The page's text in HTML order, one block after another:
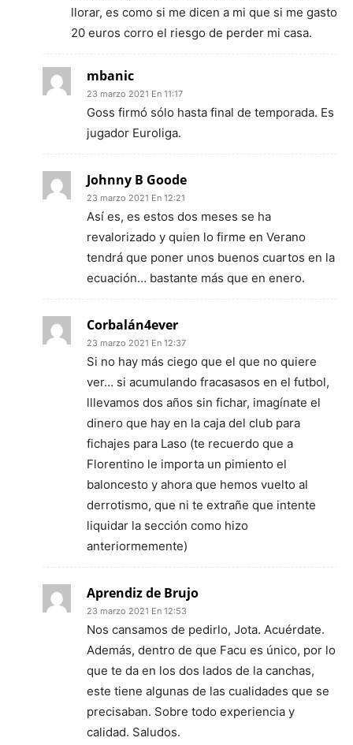
llorar, es como si me dicen a mi que si me gasto
20 euros corro el riesgo de perder mi casa.
mbanic
23 marzo 2021 En 11:17
Goss firmó sólo hasta final de temporada. Es
jugador Euroliga.
Johnny B Goode
23 marzo 2021 En 12:21
Así es, es estos dos meses se ha
revalorizado y quien lo firme en Verano
tendrá que poner unos buenos cuartos en la
ecuación… bastante más que en enero.
Corbalán4ever
23 marzo 2021 En 12:37
Si no hay más ciego que el que no quiere
ver… si acumulando fracasasos en el futbol,
lllevamos dos años sin fichar, imagínate el
dinero que hay en la caja del club para
fichajes para Laso (te recuerdo que a
Florentino le importa un pimiento el
baloncesto y ahora que hemos vuelto al
derrotismo, que ni te extrañe que intente
liquidar la sección como hizo
anteriormemente)
Aprendiz de Brujo
23 marzo 2021 En 12:53
Nos cansamos de pedirlo, Jota. Acuérdate.
Además, dentro de que Facu es único, por lo
que te da en los dos lados de la canchas,
este tiene algunas de las cualidades que se
precisaban. Sobre todo experiencia y
calidad. Saludos.